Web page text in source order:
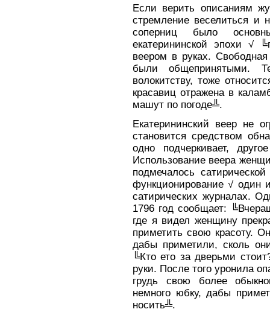
Если верить описаниям
стремление веселиться и
соперниц было
екатерининской эпохи √
веером в руках.
были общепринятыми.
волокитству, тоже
красавиц отражена в
машут по погоде╩.
Екатерининский веер не
становится средством
одно подчеркивает,
Использование веера
подмечалось
функционирование √ один
сатирических журналах.
1796 год сообщает:
где я видел женщину
приметить свою красоту.
дабы приметили, сколь
╚Кто ето за дверьми
руки. После того уронила
грудь свою более
немного юбку, дабы
носить╩.